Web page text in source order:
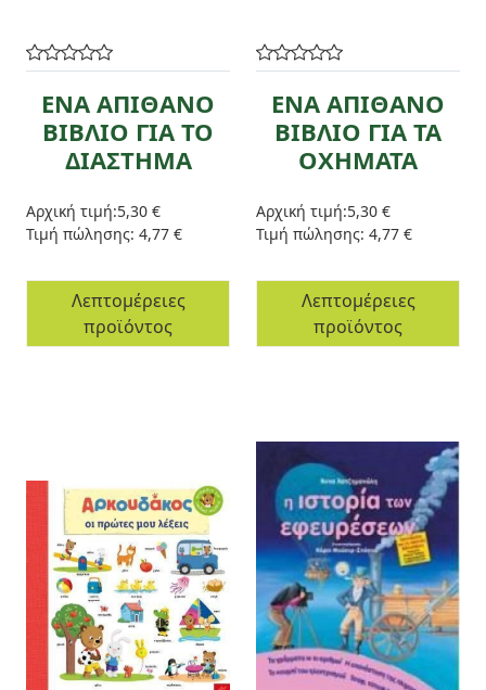
ΕΝΑ ΑΠΙΘΑΝΟ
ΒΙΒΛΙΟ ΓΙΑ ΤΟ
ΔΙΑΣΤΗΜΑ
Αρχική τιμή:5,30 €
Τιμή πώλησης: 4,77 €
Λεπτομέρειες
προϊόντος
ΕΝΑ ΑΠΙΘΑΝΟ
ΒΙΒΛΙΟ ΓΙΑ ΤΑ
ΟΧΗΜΑΤΑ
Αρχική τιμή:5,30 €
Τιμή πώλησης: 4,77 €
Λεπτομέρειες
προϊόντος